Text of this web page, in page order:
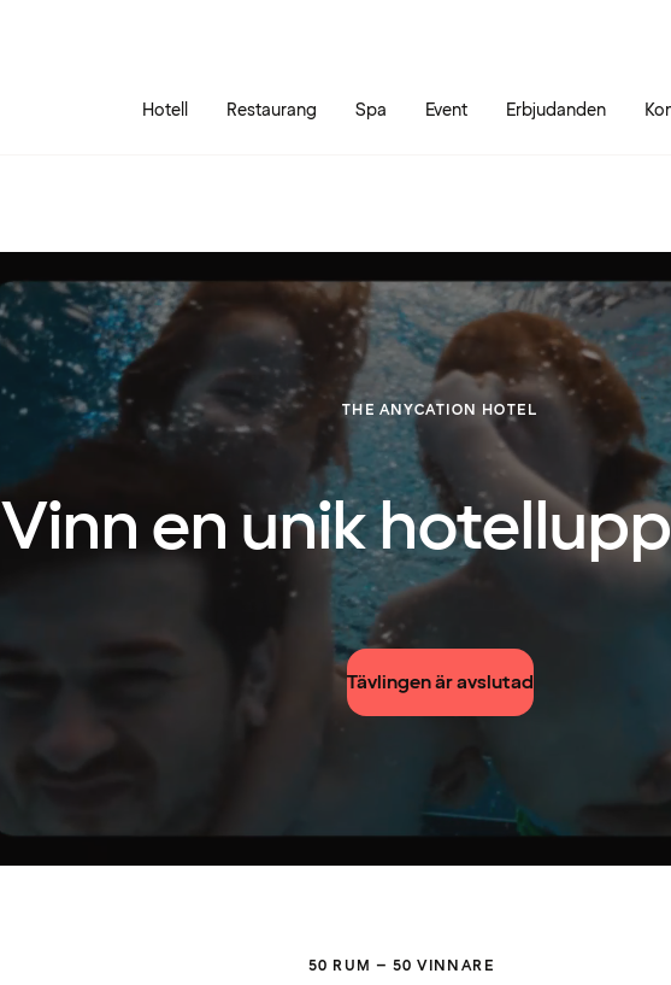
Hotell Restaurang Spa Event Erbjudanden
THE ANYCATION HOTEL
Vinn en unik
Tävlingen är avslutad
50 RUM – 50 VINNARE